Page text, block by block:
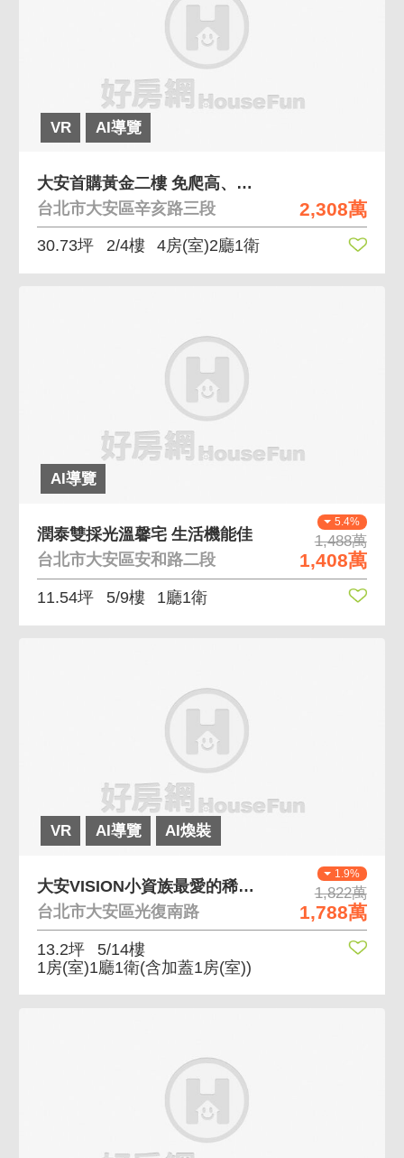
VR AI導覽
2,308萬
大安首購黃金二樓 免爬高、靜巷不吵雜
台北市大安區辛亥路三段
30.73坪 2/4樓 4房(室)2廳1衛
AI導覽
5.4%
1,488萬
1,408萬
潤泰雙採光溫馨宅 生活機能佳
台北市大安區安和路二段
11.54坪 5/9樓 1廳1衛
VR AI導覽 AI煥裝
1.9%
1,822萬
1,788萬
大安VISION小資族最愛的稀有陽台戶型 極新裝潢
台北市大安區光復南路
13.2坪
5/14樓
1房(室)1廳1衛(含加蓋1房(室))